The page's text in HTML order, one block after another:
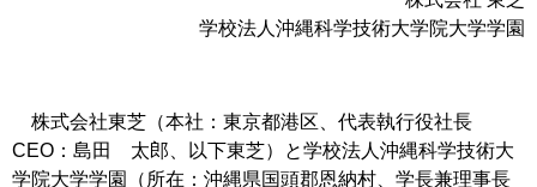
学校法人沖縄科学技術大学院大学学園
株式会社東芝（本社：東京都港区、代表執行役社長
CEO：島田 太郎、以下東芝）と学校法人沖縄科学技術大
学院大学学園（所在：沖縄県国頭郡恩納村、学長兼理事長